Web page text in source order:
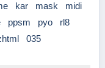
kar mask
midi
ppsm pyo
rl8
035